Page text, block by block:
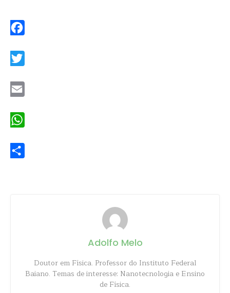
Adolfo Melo
Doutor em Física. Professor do Instituto Federal
Baiano. Temas de interesse: Nanotecnologia e Ensino
de Física.